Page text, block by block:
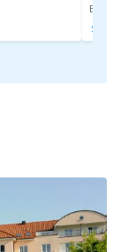
Bad
7,4 km